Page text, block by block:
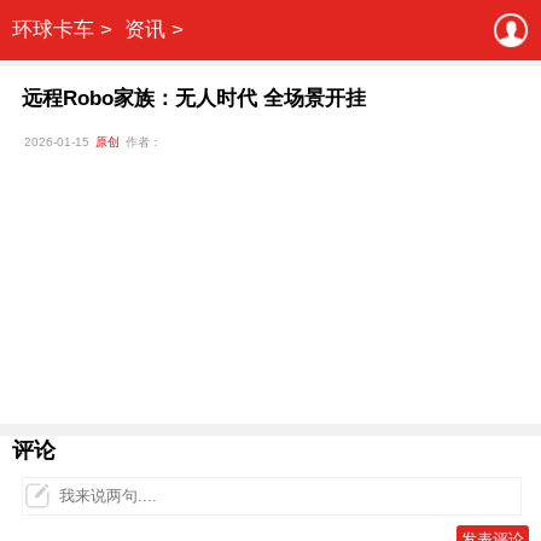
环球卡车 > 资讯 >
远程Robo家族：无人时代 全场景开挂
2026-01-15 原创 作者：
评论